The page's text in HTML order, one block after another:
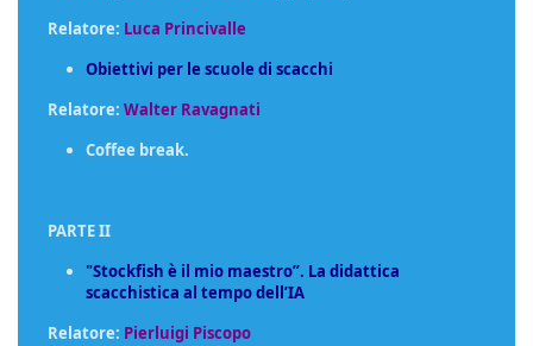
Relatore: Luca Princivalle
Obiettivi per le scuole di scacchi
Relatore: Walter Ravagnati
Coffee break.
PARTE II
"Stockfish è il mio maestro”. La didattica
scacchistica al tempo dell’IA
Relatore: Pierluigi Piscopo